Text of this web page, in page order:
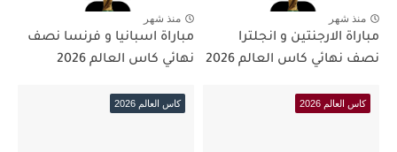
منذ شهر
مباراة الارجنتين و انجلترا
نصف نهائي كاس العالم 2026
منذ شهر
مباراة اسبانيا و فرنسا نصف
نهائي كاس العالم 2026
كاس العالم 2026 كاس العالم 2026